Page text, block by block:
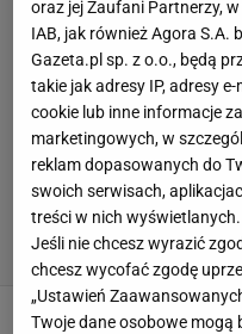
Znakomite
oraz jej Zaufani Partnerzy,
IAB, jak również Agora S.A.
Gazeta.pl sp. z o.o., będą
takie jak adresy IP, adresy
cookie lub inne informacje
marketingowych, w
reklam dopasowanych do
swoich serwisach,
treści w nich
Jeśli nie chcesz wyrazić
chcesz wycofać zgodę
„Ustawień
Twoje dane osobowe mogą